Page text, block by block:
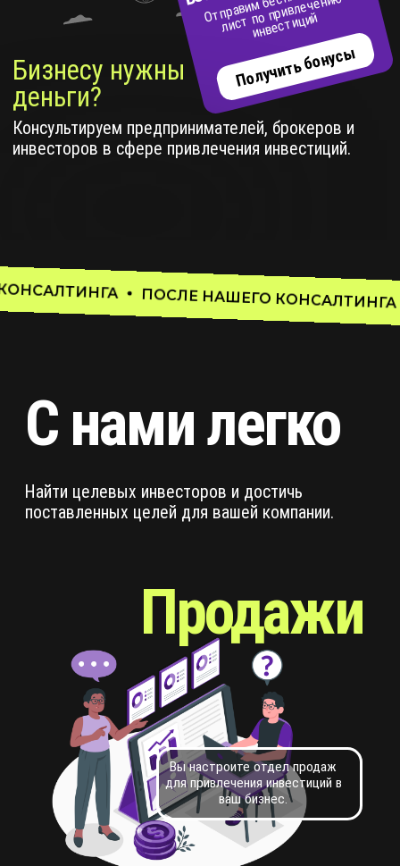
ПОСЛЕ НАШЕГО КОНСАЛТИНГА ПОСЛЕ
Продажи
Юрист
Вы настроите отдел продаж
для привлечения инвестиций в
Вы подготовите договор для сделки с вашим
инвестором.